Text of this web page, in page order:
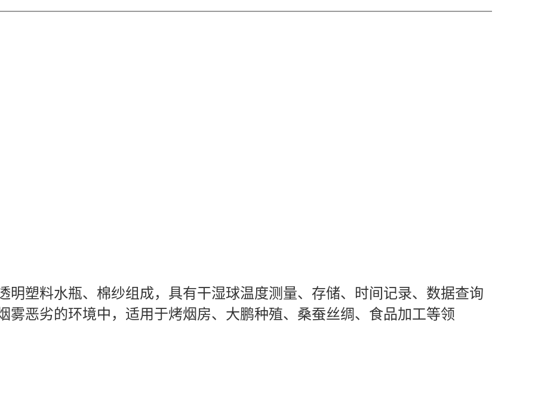
明塑料水瓶、棉纱组成，具有干湿球温度测量、存储、时间记录、数据查询
雾恶劣的环境中，适用于烤烟房、大鹏种殖、桑蚕丝绸、食品加工等领